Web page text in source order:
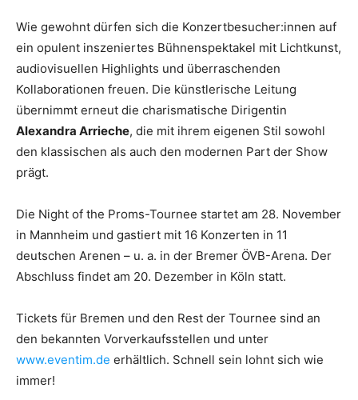
Wie gewohnt dürfen sich die Konzertbesucher:innen auf
ein opulent inszeniertes Bühnenspektakel mit Lichtkunst,
audiovisuellen Highlights und überraschenden
Kollaborationen freuen. Die künstlerische Leitung
übernimmt erneut die charismatische Dirigentin
Alexandra Arrieche, die mit ihrem eigenen Stil sowohl
den klassischen als auch den modernen Part der Show
prägt.
Die Night of the Proms-Tournee startet am 28. November
in Mannheim und gastiert mit 16 Konzerten in 11
deutschen Arenen – u. a. in der Bremer ÖVB-Arena. Der
Abschluss findet am 20. Dezember in Köln statt.
Tickets für Bremen und den Rest der Tournee sind an
den bekannten Vorverkaufsstellen und unter
www.eventim.de erhältlich. Schnell sein lohnt sich wie
immer!